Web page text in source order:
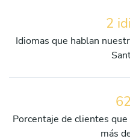
2
Idiomas que hablan
Porcentaje de clientes
más